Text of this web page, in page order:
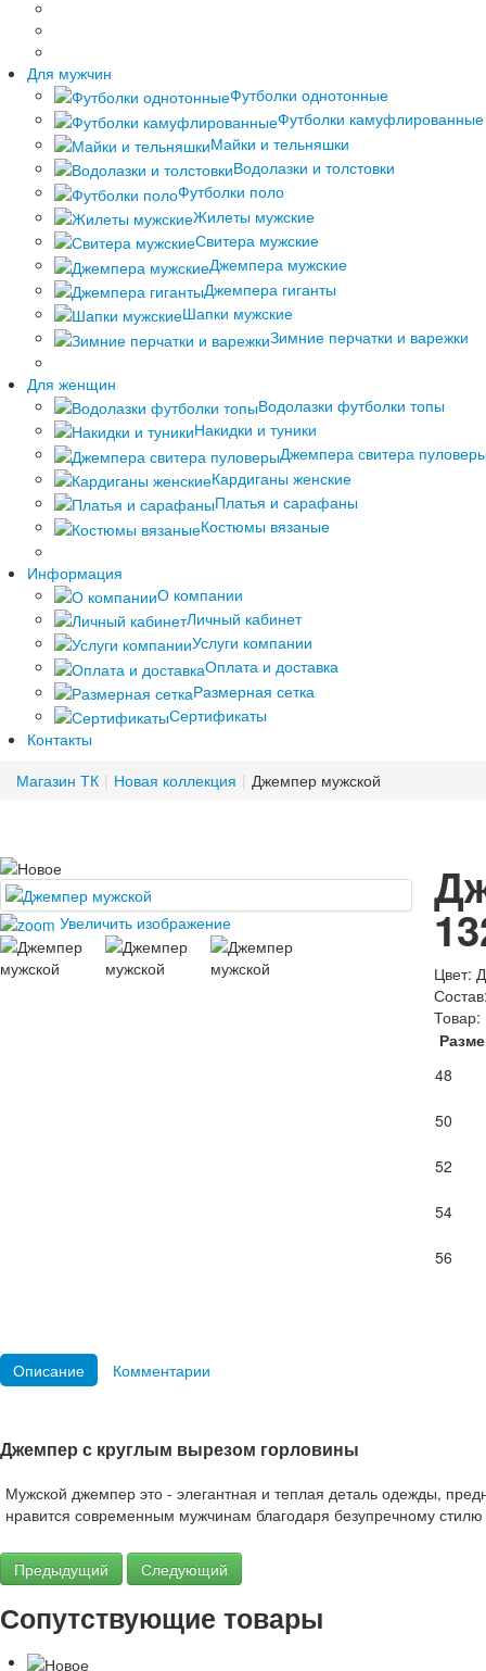
Для мужчин
Футболки однотонные
Футболки камуфлированные
Майки и тельняшки
Водолазки и толстовки
Футболки поло
Жилеты мужские
Свитера мужские
Джемпера мужские
Джемпера гиганты
Шапки мужские
Зимние перчатки и варежки
Для женщин
Водолазки футболки топы
Накидки и туники
Джемпера свитера
Кардиганы женские
Платья и сарафаны
Костюмы вязаные
Информация
О компании
Личный кабинет
Услуги компании
Оплата и доставка
Размерная сетка
Сертификаты
Контакты
Магазин ТК | Новая коллекция | Джемпер мужской
Увеличить изображение
Цвет:
Состав
Товар:
48
50
52
54
56
Описание Комментарии
Джемпер с круглым вырезом горловины
Мужской джемпер это - элегантная и теплая деталь одежды,
нравится современным мужчинам благодаря безупречному стилю
Предыдущий Следующий
Сопутствующие товары